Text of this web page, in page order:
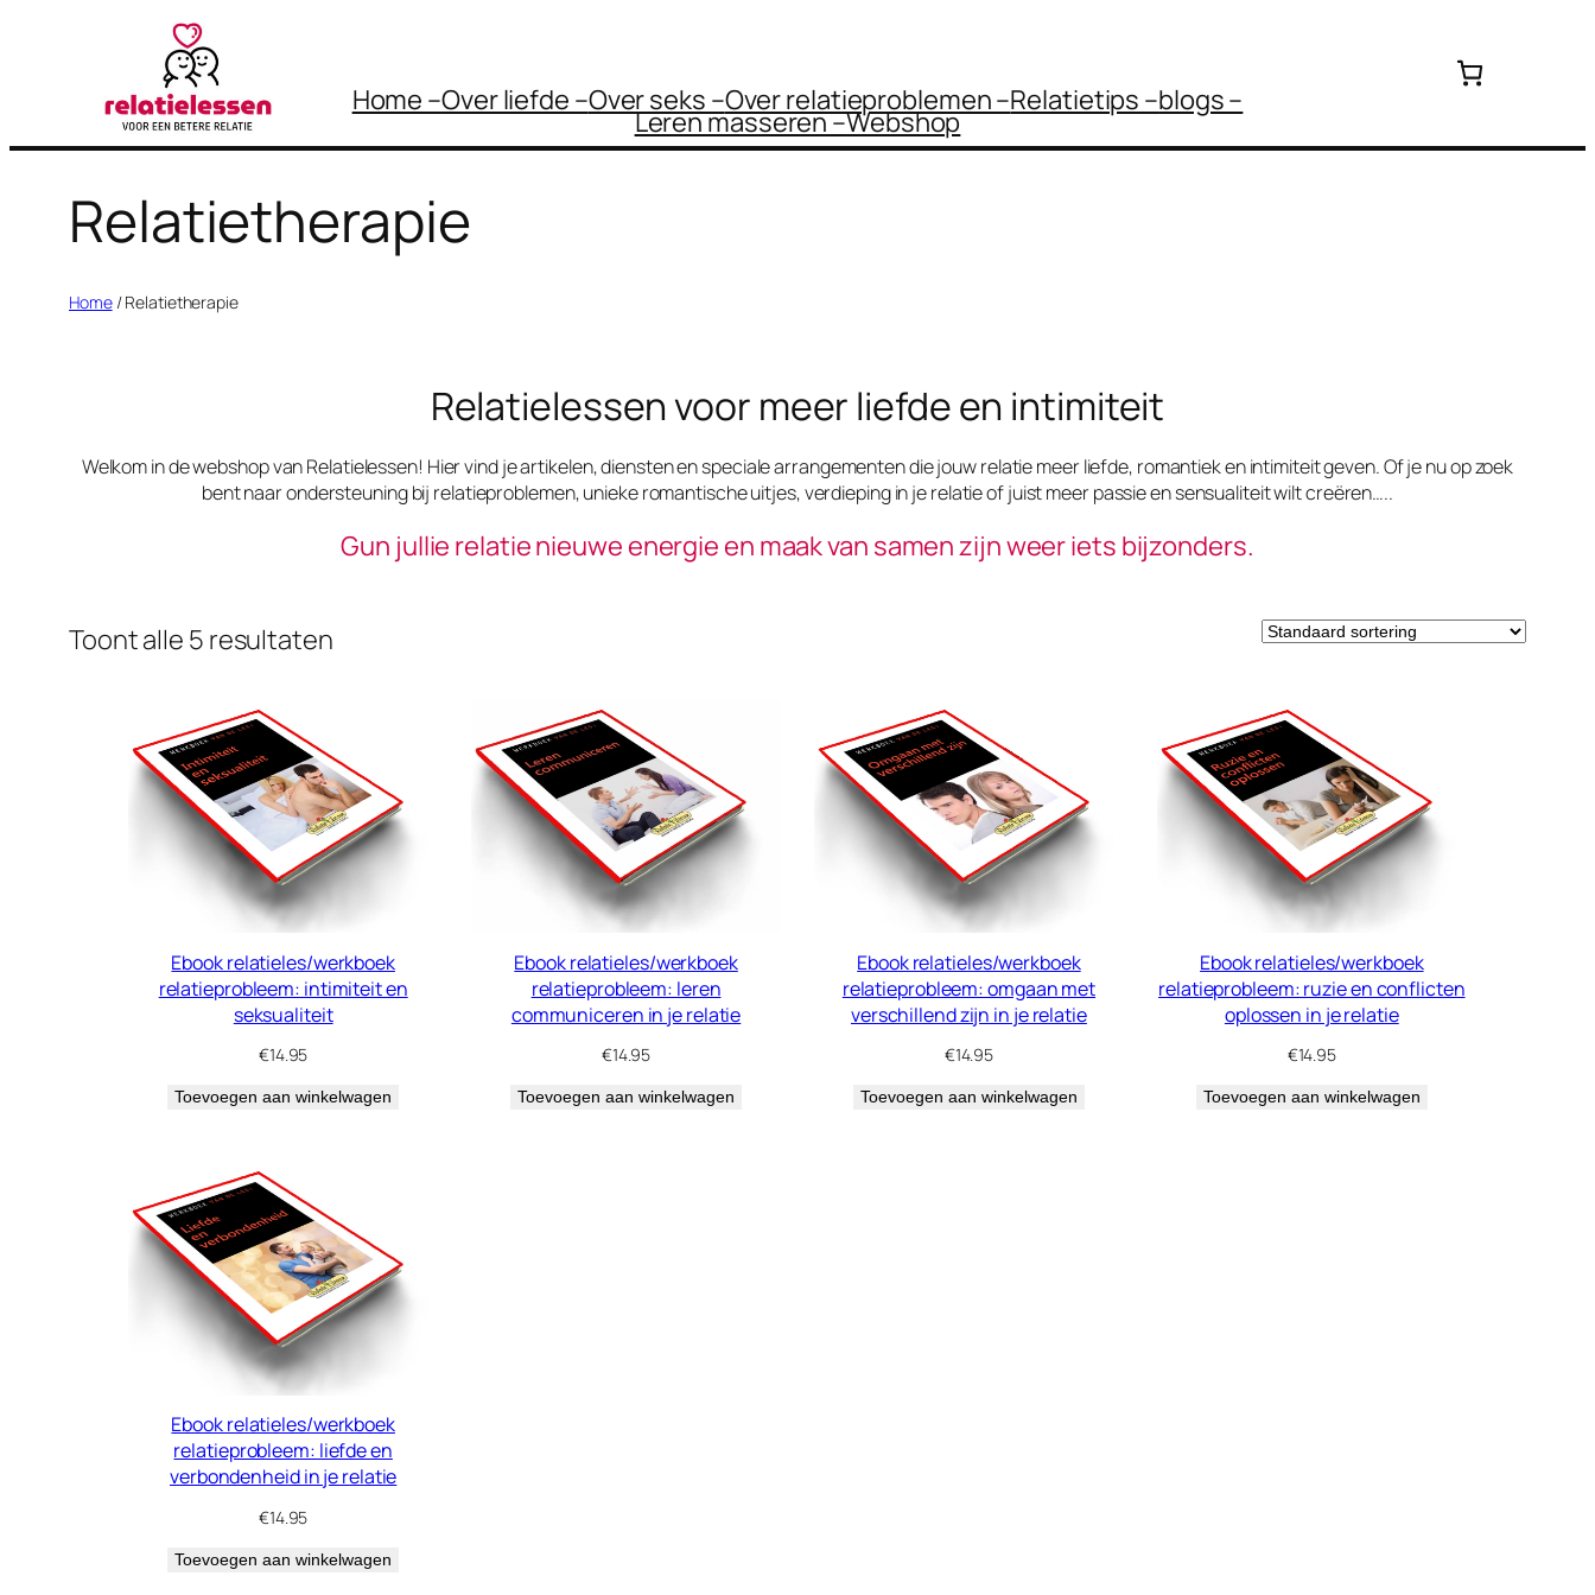
Home –Over liefde –Over seks –Over relatieproblemen –Relatietips –blogs –
Leren masseren –Webshop
Relatietherapie
Home/ Relatietherapie
Relatielessen voor meer liefde en intimiteit
Welkom in de webshop van Relatielessen! Hier vind je artikelen, diensten en speciale arrangementen die jouw relatie meer liefde, romantiek en intimiteit geven. Of je nu op zoek
bent naar ondersteuning bij relatieproblemen, unieke romantische uitjes, verdieping in je relatie of juist meer passie en sensualiteit wilt creëren…..
Gun jullie relatie nieuwe energie en maak van samen zijn weer iets bijzonders.
Toont alle 5 resultaten
Ebook relatieles/werkboek
relatieprobleem: intimiteit en
seksualiteit
€14.95
Toevoegen aan winkelwagen
Ebook relatieles/werkboek
relatieprobleem: leren
communiceren in je relatie
€14.95
Toevoegen aan winkelwagen
Ebook relatieles/werkboek
relatieprobleem: omgaan met
verschillend zijn in je relatie
€14.95
Toevoegen aan winkelwagen
Ebook relatieles/werkboek
relatieprobleem: ruzie en conflicten
oplossen in je relatie
€14.95
Toevoegen aan winkelwagen
Ebook relatieles/werkboek
relatieprobleem: liefde en
verbondenheid in je relatie
€14.95
Toevoegen aan winkelwagen